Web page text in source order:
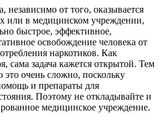
от того, оказывается
или в медицинском учреждении,
быстрое, эффективное,
освобождение человека от
наркотиков. Как
сама задача кажется открытой. Тем
это очень сложно, поскольку
и препараты для
Поэтому не откладывайте и
медицинское учреждение.